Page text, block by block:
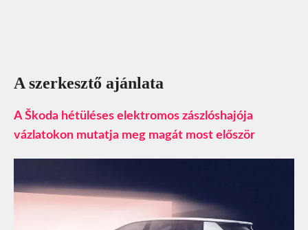
A szerkesztő ajánlata
A Škoda hétüléses elektromos zászlóshajója
vázlatokon mutatja meg magát most először